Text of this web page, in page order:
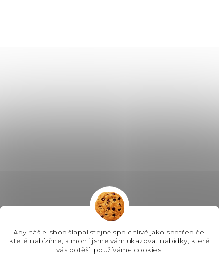
Aby náš e-shop šlapal stejně spolehlivě jako spotřebiče,
které nabízíme, a mohli jsme vám ukazovat nabídky, které
vás potěší, používáme cookies.